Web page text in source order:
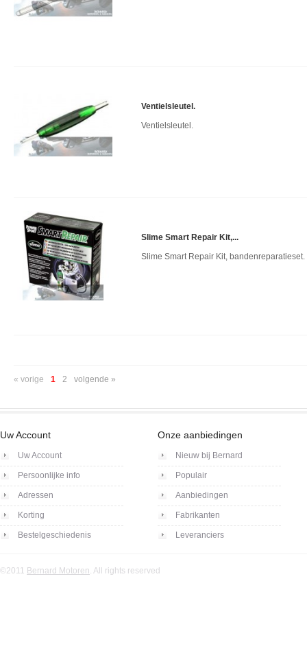
Ventielsleutel.
Ventielsleutel.
Slime Smart Repair Kit,...
Slime Smart Repair Kit, bandenreparatieset.
« vorige 1 2 volgende »
Uw Account
Uw Account
Persoonlijke info
Adressen
Korting
Bestelgeschiedenis
Onze aanbiedingen
Nieuw bij Bernard
Populair
Aanbiedingen
Fabrikanten
Leveranciers
©2011 Bernard Motoren. All rights reserved